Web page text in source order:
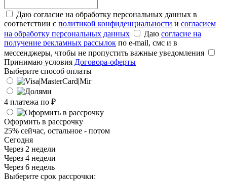
Даю согласие на обработку персональных данных в
соответствии с политикой конфиденциальности и согласием
на обработку персональных данных
Даю согласие на
получение рекламных рассылок по e-mail, смс и в
мессенджеры, чтобы не пропустить важные уведомления
Принимаю условия Договора-оферты
Выберите способ оплаты
4 платежа по ₽
Оформить в рассрочку
25% сейчас, остальное - потом
Сегодня
Через 2 недели
Через 4 недели
Через 6 недель
Выберите срок рассрочки: